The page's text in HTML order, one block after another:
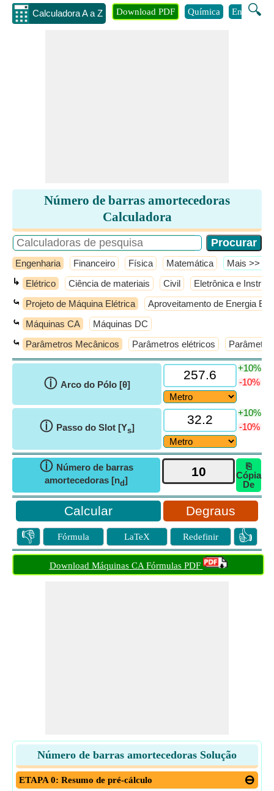
Calculadora A a Z 🔍
Download PDF Química
Número de barras amortecedoras
Calculadora
Engenharia Financeiro Física Matemática ​Mais >>
↳ Elétrico Ciência de materiais Civil Eletrônica e
⤿ Projeto de Máquina Elétrica Aproveitamento de Energia
⤿ Máquinas CA Máquinas DC
⤿ Parâmetros Mecânicos Parâmetros elétricos
ⓘ Arco do Pólo [θ]
+10%
-10%
ⓘ Passo do Slot [Ys]
+10%
-10%
ⓘ Número de barras
amortecedoras [nd]
⎘
Cópia
De
Degraus
👎 Fórmula LaTeX Redefinir 👍
Download Máquinas CA Fórmulas PDF
Número de barras amortecedoras Solução
ETAPA 0: Resumo de pré-cálculo